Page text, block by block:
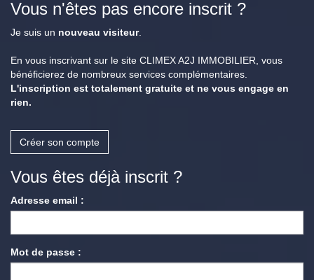
Vous n'êtes pas encore inscrit ?
Je suis un nouveau visiteur.
En vous inscrivant sur le site CLIMEX A2J IMMOBILIER, vous
bénéficierez de nombreux services complémentaires.
L'inscription est totalement gratuite et ne vous engage en
rien.
Créer son compte
Vous êtes déjà inscrit ?
Adresse email :
Mot de passe :